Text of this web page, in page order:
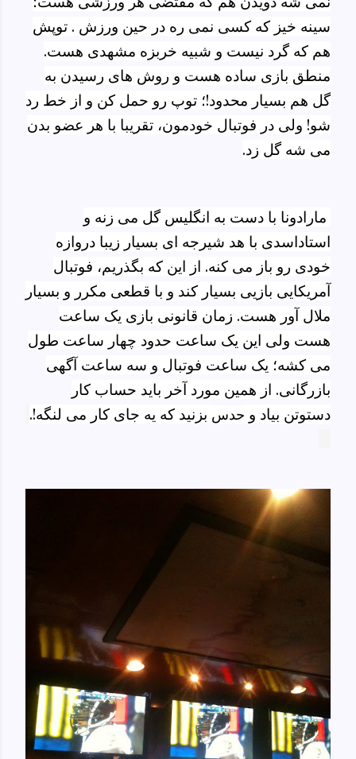
سینه خیز که کسی نمی ره در حین ورزش . توپش
هم که گرد نیست و شبیه خربزه مشهدی هست.
منطق بازی ساده هست و روش های رسیدن به
گل هم بسیار محدود!؛ توپ رو حمل کن و از خط رد
شو! ولی در فوتبال خودمون، تقریبا با هر عضو بدن
می شه گل زد.
مارادونا با دست به انگلیس گل می زنه و
استاداسدی با هد شیرجه ای بسیار زیبا دروازه
خودی رو باز می کنه. از این که بگذریم، فوتبال
آمریکایی بازیی بسیار کند و با قطعی مکرر و بسیار
ملال آور هست. زمان قانونی بازی یک ساعت
هست ولی این یک ساعت حدود چهار ساعت طول
می کشه؛ یک ساعت فوتبال و سه ساعت آگهی
بازرگانی. از همین مورد آخر باید حساب کار
دستوتن بیاد و حدس بزنید که یه جای کار می لنگه!.